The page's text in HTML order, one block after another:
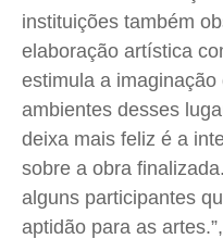
instituições também
elaboração artística
estimula a
ambientes desses
deixa mais feliz é a
sobre a obra
alguns participantes
aptidão para as